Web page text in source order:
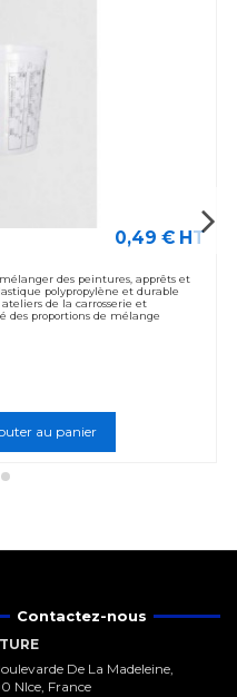
0,49 € HT
des peintures, apprêts et
polypropylène et durable
de la carrosserie et
des proportions de mélange
au panier
Contactez-nous
De La Madeleine,
NIce, France